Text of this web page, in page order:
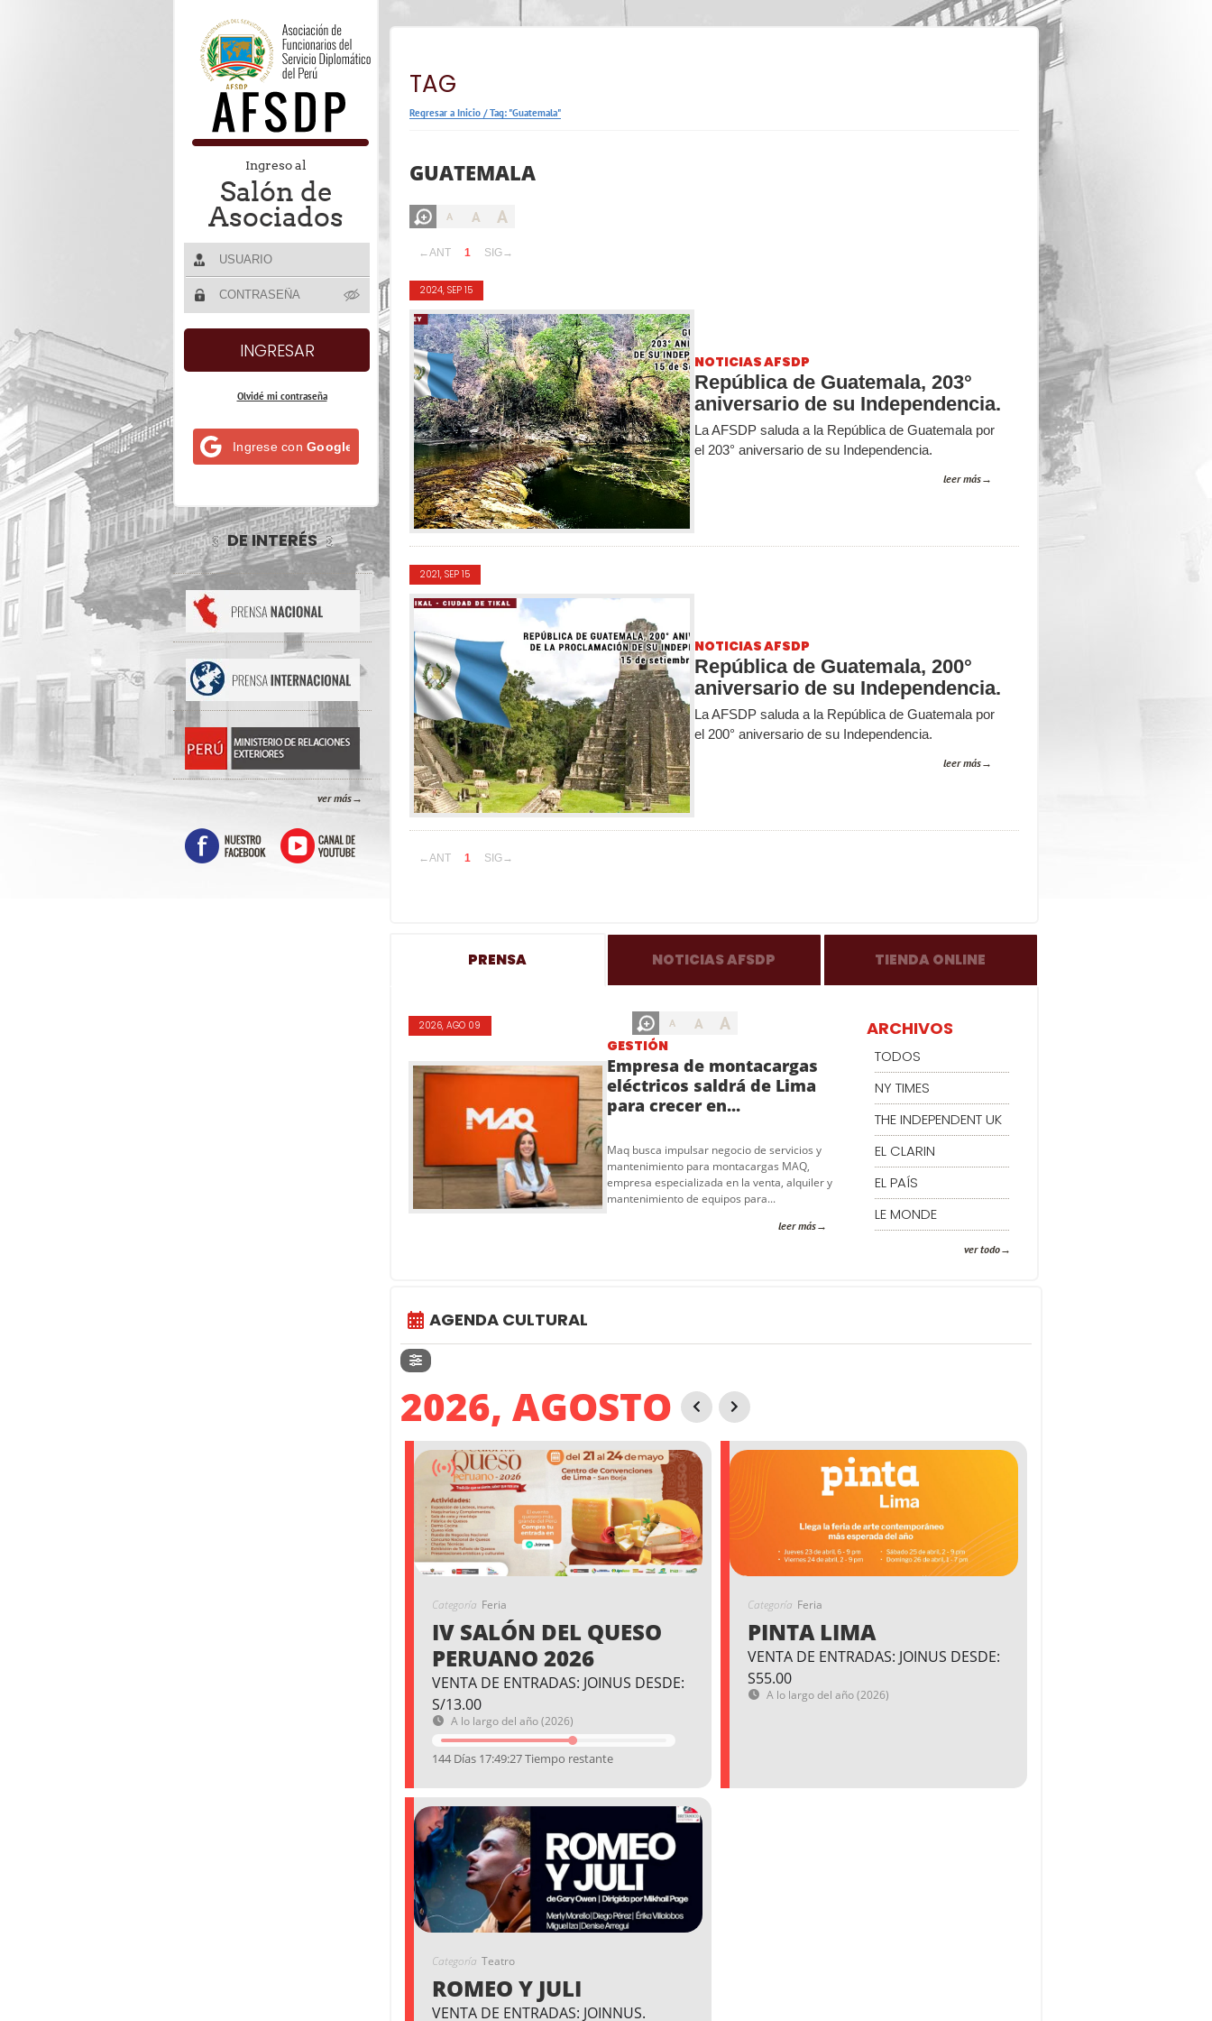
Ingreso al
Salón de
Asociados
Olvidé mi contraseña
Ingrese con Google
DE INTERÉS
ver más
TAG
Regresar a Inicio /Tag: "Guatemala"
GUATEMALA
A A A
←ANT 1 SIG→
2024, SEP 15
NOTICIAS AFSDP
República de Guatemala, 203°
aniversario de su Independencia.
La AFSDP saluda a la República de Guatemala por
el 203° aniversario de su Independencia.
leer más
2021, SEP 15
NOTICIAS AFSDP
República de Guatemala, 200°
aniversario de su Independencia.
La AFSDP saluda a la República de Guatemala por
el 200° aniversario de su Independencia.
leer más
←ANT 1 SIG→
PRENSA NOTICIAS AFSDP TIENDA ONLINE
A A A
2026, AGO 09
GESTIÓN
Empresa de montacargas
eléctricos saldrá de Lima
para crecer en...
Maq busca impulsar negocio de servicios y
mantenimiento para montacargas MAQ,
empresa especializada en la venta, alquiler y
mantenimiento de equipos para...
leer más
ARCHIVOS
TODOS
NY TIMES
THE INDEPENDENT UK
EL CLARIN
EL PAÍS
LE MONDE
ver todo
AGENDA CULTURAL
2026, AGOSTO
Categoría Feria
IV SALÓN DEL QUESO
PERUANO 2026
VENTA DE ENTRADAS: JOINUS DESDE:
S/13.00
A lo largo del año (2026)
144 Días 17:49:26 Tiempo restante
Categoría Feria
PINTA LIMA
VENTA DE ENTRADAS: JOINUS DESDE:
S55.00
A lo largo del año (2026)
Categoría Teatro
ROMEO Y JULI
VENTA DE ENTRADAS: JOINNUS.